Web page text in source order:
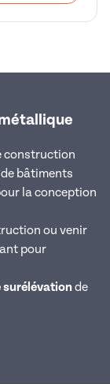
construction
bâtiments
la conception
ou venir
pour
surélévationde